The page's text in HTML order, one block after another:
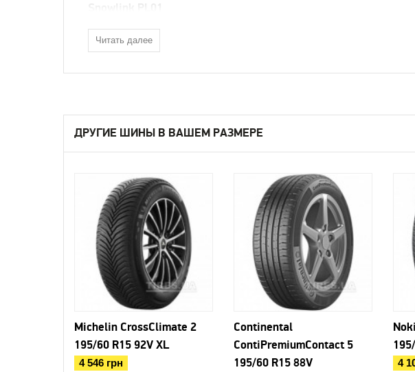
Читать далее
ДРУГИЕ ШИНЫ В ВАШЕМ РАЗМЕРЕ
Michelin CrossClimate 2
195/60 R15 92V XL
4 546 грн
Continental
ContiPremiumContact 5
195/60 R15 88V
4